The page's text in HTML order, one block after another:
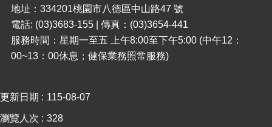
桃
園
市
政
府
私
政
地址：334201桃園市八德區中山路47 號
電話: (03)3683-155 | 傳真：(03)3654-441
服務時間：星期一至五 上午8:00至下午5:00 (中午12：
00~13：00休息；健保業務照常服務)
更新日期 115-08-07
瀏覽人次 328